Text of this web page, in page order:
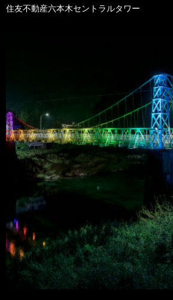
住友不動産六本木セントラルタワー